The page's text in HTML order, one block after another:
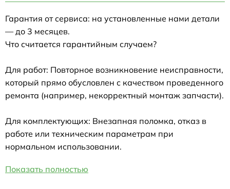
Гарантия от сервиса: на установленные нами детали
— до 3 месяцев.
Что считается гарантийным случаем?
Для работ: Повторное возникновение неисправности,
который прямо обусловлен с качеством проведенного
ремонта (например, некорректный монтаж запчасти).
Для комплектующих: Внезапная поломка, отказ в
работе или техническим параметрам при
нормальном использовании.
Показать полностью